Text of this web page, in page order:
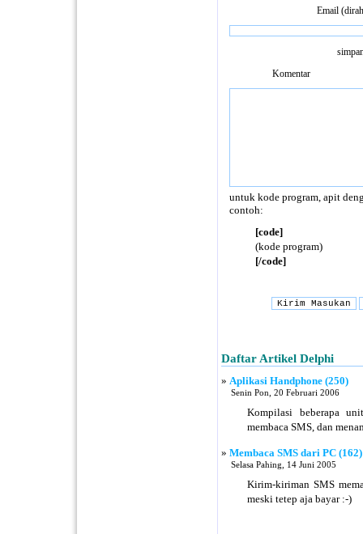
Email
Komentar
untuk kode program, apit
contoh:
[code]
(kode program)
[/code]
Daftar Artikel Delphi
» Aplikasi Handphone (250)
Senin Pon, 20 Februari 2006
Kompilasi beberapa
membaca SMS, dan
» Membaca SMS dari PC (162)
Selasa Pahing, 14 Juni 2005
Kirim-kiriman SMS
meski tetep aja bayar :-)